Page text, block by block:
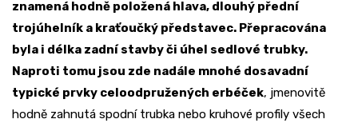
znamená hodně položená hlava, dlouhý přední
trojúhelník a kraťoučký představec. Přepracována
byla i délka zadní stavby či úhel sedlové trubky.
Naproti tomu jsou zde nadále mnohé dosavadní
typické prvky celoodpružených erbéček, jmenovitě
hodně zahnutá spodní trubka nebo kruhové profily všech